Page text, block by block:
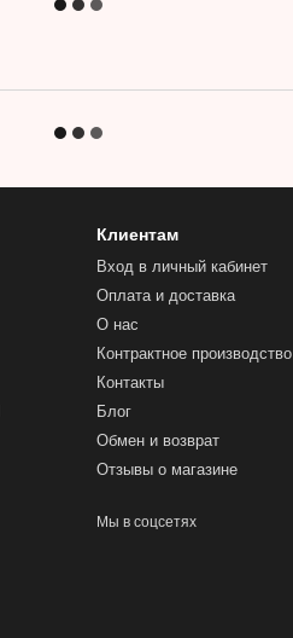
Клиентам
Вход в личный кабинет
Оплата и доставка
О нас
Контрактное производство
Контакты
Блог
Обмен и возврат
Отзывы о магазине
Мы в соцсетях